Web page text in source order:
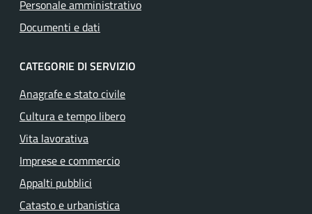
Personale amministrativo
Documenti e dati
CATEGORIE DI SERVIZIO
Anagrafe e stato civile
Cultura e tempo libero
Vita lavorativa
Imprese e commercio
Appalti pubblici
Catasto e urbanistica